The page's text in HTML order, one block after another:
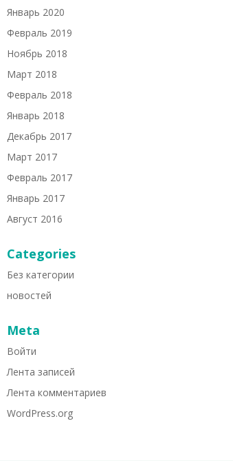
Январь 2020
Февраль 2019
Ноябрь 2018
Март 2018
Февраль 2018
Январь 2018
Декабрь 2017
Март 2017
Февраль 2017
Январь 2017
Август 2016
Categories
Без категории
новостей
Meta
Войти
Лента записей
Лента комментариев
WordPress.org